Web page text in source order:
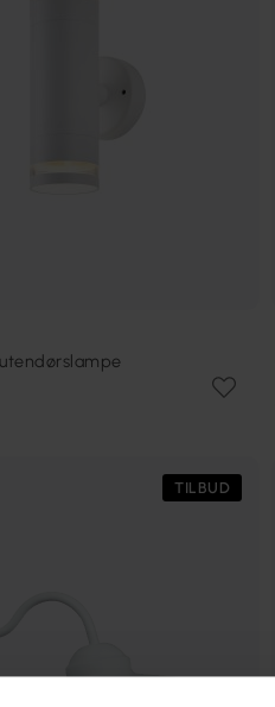
TILBUD